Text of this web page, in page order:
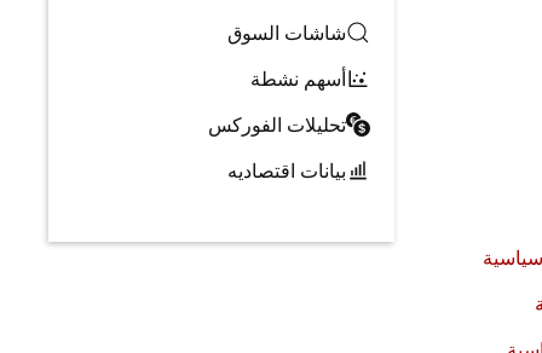
شاشات السوق
أسهم نشطة
تحليلات الفوركس
بيانات اقتصاديه